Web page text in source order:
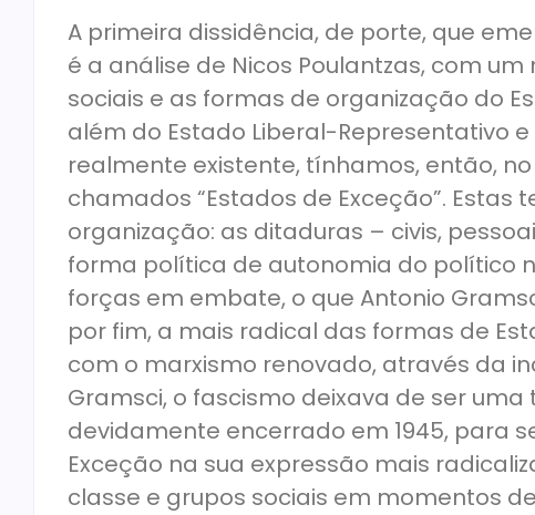
A primeira dissidência, de porte, que
é a análise de Nicos Poulantzas, com
sociais e as formas de organização do
além do Estado Liberal-Representativo
realmente existente, tínhamos, então,
chamados “Estados de Exceção”.
organização: as ditaduras – civis,
forma política de autonomia do político
forças em embate, o que Antonio
por fim, a mais radical das formas de
com o marxismo renovado, através da
Gramsci, o fascismo deixava de ser
devidamente encerrado em 1945, para
Exceção na sua expressão mais
classe e grupos sociais em momentos